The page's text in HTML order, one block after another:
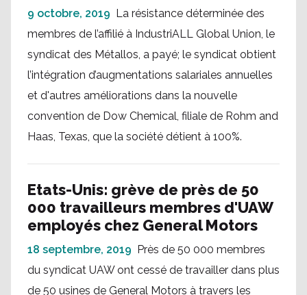
9 octobre, 2019 La résistance déterminée des
membres de l’affilié à IndustriALL Global Union, le
syndicat des Métallos, a payé; le syndicat obtient
l’intégration d’augmentations salariales annuelles
et d'autres améliorations dans la nouvelle
convention de Dow Chemical, filiale de Rohm and
Haas, Texas, que la société détient à 100%.
Etats-Unis: grève de près de 50
000 travailleurs membres d'UAW
employés chez General Motors
18 septembre, 2019 Près de 50 000 membres
du syndicat UAW ont cessé de travailler dans plus
de 50 usines de General Motors à travers les